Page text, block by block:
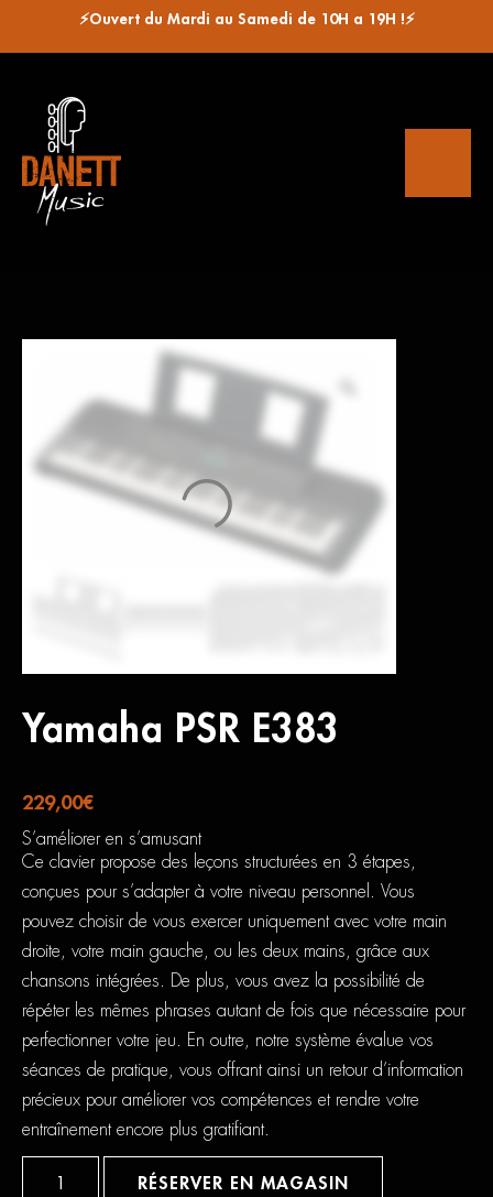
⚡Ouvert du Mardi au Samedi de 10H a 19H !⚡
Yamaha PSR E383
229,00€
S’améliorer en s’amusant
Ce clavier propose des leçons structurées en 3 étapes,
conçues pour s’adapter à votre niveau personnel. Vous
pouvez choisir de vous exercer uniquement avec votre main
droite, votre main gauche, ou les deux mains, grâce aux
chansons intégrées. De plus, vous avez la possibilité de
répéter les mêmes phrases autant de fois que nécessaire pour
perfectionner votre jeu. En outre, notre système évalue vos
séances de pratique, vous offrant ainsi un retour d’information
précieux pour améliorer vos compétences et rendre votre
entraînement encore plus gratifiant.
RÉSERVER EN MAGASIN